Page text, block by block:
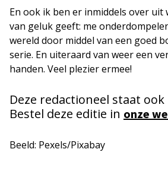
En ook ik ben er inmiddels over uit
van geluk geeft: me
wereld door middel van een goed
serie. En uiteraard van weer een
handen. Veel plezier ermee!
Deze redactioneel staat ook
Bestel deze editie in onze
Beeld: Pexels/Pixabay